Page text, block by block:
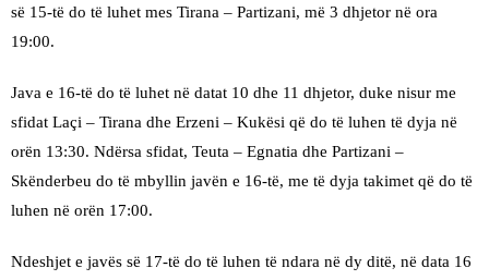
së 15-të do të luhet mes Tirana – Partizani, më 3 dhjetor në ora
19:00.
Java e 16-të do të luhet në datat 10 dhe 11 dhjetor, duke nisur me
sfidat Laçi – Tirana dhe Erzeni – Kukësi që do të luhen të dyja në
orën 13:30. Ndërsa sfidat, Teuta – Egnatia dhe Partizani –
Skënderbeu do të mbyllin javën e 16-të, me të dyja takimet që do të
luhen në orën 17:00.
Ndeshjet e javës së 17-të do të luhen të ndara në dy ditë, në data 16